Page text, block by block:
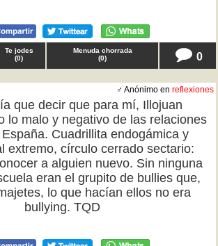
Te jodes
(0)
Menuda chorrada
(0) 0
♂ Anónimo en reflexiones
que decir que para mí, Illojuan
lo malo y negativo de las relaciones
Cuadrillita endogámica y
extremo, círculo cerrado sectario:
a alguien nuevo. Sin ninguna
eran el grupito de bullies que,
lo que hacían ellos no era
bullying. TQD